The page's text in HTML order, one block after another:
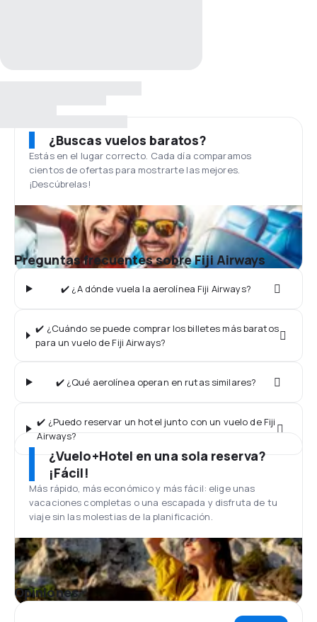
¿Buscas vuelos baratos?
Estás en el lugar correcto. Cada día comparamos
cientos de ofertas para mostrarte las mejores.
¡Descúbrelas!
Preguntas frecuentes sobre Fiji Airways
✔️ ¿A dónde vuela la aerolínea Fiji Airways?
✔️ ¿Cuándo se puede comprar los billetes más baratos
para un vuelo de Fiji Airways?
✔️ ¿Qué aerolínea operan en rutas similares?
✔️ ¿Puedo reservar un hotel junto con un vuelo de Fiji
Airways?
¿Vuelo+Hotel en una sola reserva?
¡Fácil!
Más rápido, más económico y más fácil: elige unas
vacaciones completas o una escapada y disfruta de tu
viaje sin las molestias de la planificación.
Opiniones